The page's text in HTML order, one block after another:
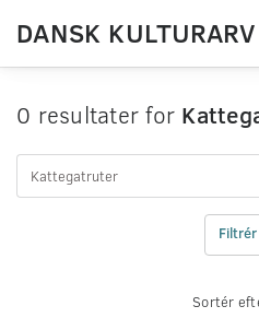
DANSK KULTURARV
0 resultater for
Filtrér
Sortér